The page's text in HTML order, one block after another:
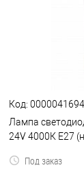
Код:
Лампа
24V 4000К E27
Под заказ